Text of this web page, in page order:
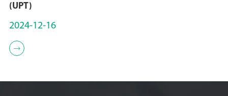
(UPT)
2024-12-16
